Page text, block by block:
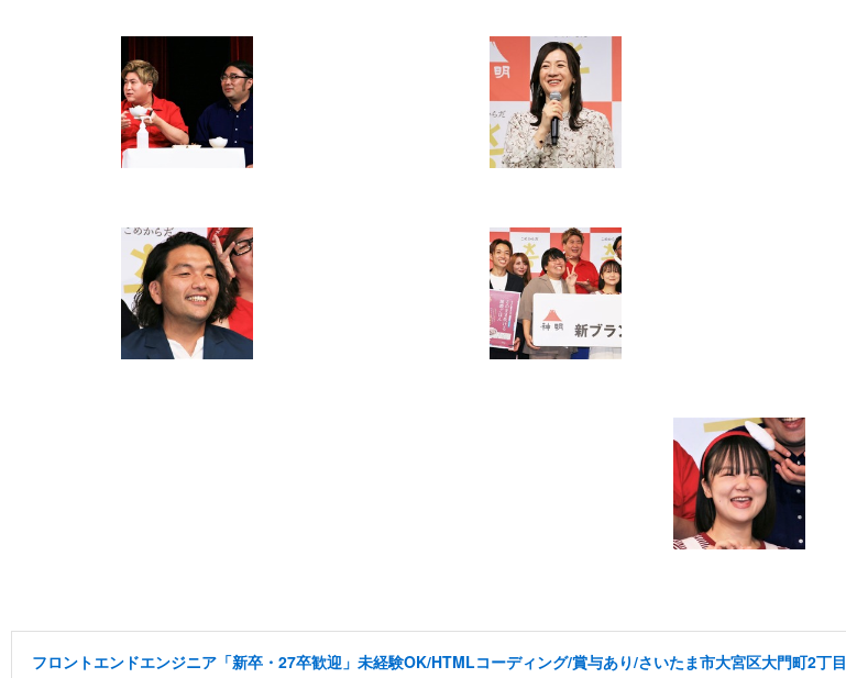
フロントエンドエンジニア「新卒・27卒歓迎」未経験OK/HTMLコーディング/賞与あり/さいたま市大宮区大門町2丁目